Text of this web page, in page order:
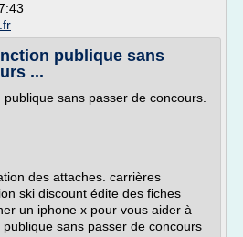
publique sans
...
sans passer de concours.
des attaches. carrières
ski discount édite des fiches
un iphone x pour vous aider à
sans passer de concours